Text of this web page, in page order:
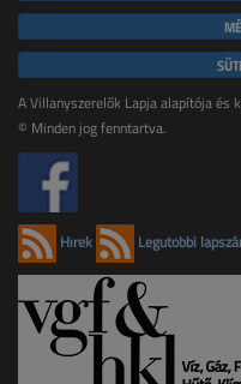
A Villanyszerelők Lapja alapítója és
© Minden jog fenntartva.
Hírek Legutóbbi